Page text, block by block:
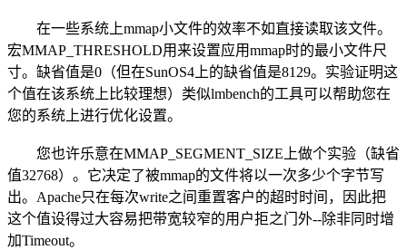
在一些系统上mmap小文件的效率不如直接读取该文件。
宏MMAP_THRESHOLD用来设置应用mmap时的最小文件尺
寸。缺省值是0（但在SunOS4上的缺省值是8129。实验证明这
个值在该系统上比较理想）类似lmbench的工具可以帮助您在
您的系统上进行优化设置。
您也许乐意在MMAP_SEGMENT_SIZE上做个实验（缺省
值32768）。它决定了被mmap的文件将以一次多少个字节写
出。Apache只在每次write之间重置客户的超时时间，因此把
这个值设得过大容易把带宽较窄的用户拒之门外--除非同时增
加Timeout。